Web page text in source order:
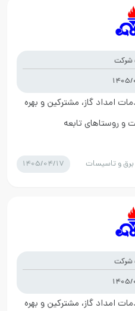
شرکت
امداد گاز، مشترکین و بهره
روستاهای تابعه
برق و تاسیسات 1405/04/17
شرکت
امداد گاز، مشترکین و بهره